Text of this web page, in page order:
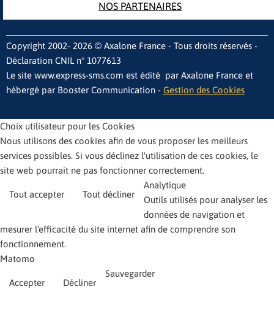
NOS PARTENAIRES
Copyright 2002- 2026 © Axalone France - Tous droits réservés -
Déclaration CNIL n° 1077613
Le site www.express-sms.com est édité par Axalone France et
hébergé par Booster Communication - Gestion des Cookies
Choix utilisateur pour les Cookies
Nous utilisons des cookies afin de vous proposer les meilleurs
services possibles. Si vous déclinez l'utilisation de ces cookies, le
site web pourrait ne pas fonctionner correctement.
Tout accepter Tout décliner
Analytique
Outils utilisés pour analyser les
données de navigation et
mesurer l'efficacité du site internet afin de comprendre son
fonctionnement.
Matomo
Accepter Décliner
Sauvegarder